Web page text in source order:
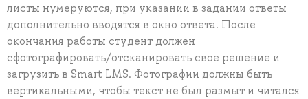
листы нумеруются, при указании в задании ответы
дополнительно вводятся в окно ответа. После
окончания работы студент должен
сфотографировать/отсканировать свое решение и
загрузить в Smart LMS. Фотографии должны быть
вертикальными, чтобы текст не был размыт и читался